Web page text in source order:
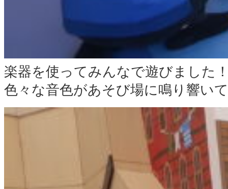
楽器を使ってみんなで遊びました
色々な音色があそび場に鳴り響い